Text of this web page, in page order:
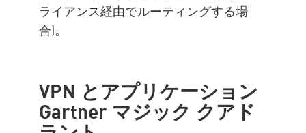
ライアンス経由でルーティングする場
合)。
VPN とアプリケーション
Gartner マジック クアド